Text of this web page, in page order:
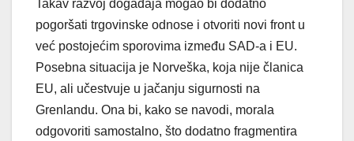
Takav razvoj događaja mogao bi dodatno
pogoršati trgovinske odnose i otvoriti novi front u
već postojećim sporovima između SAD-a i EU.
Posebna situacija je Norveška, koja nije članica
EU, ali učestvuje u jačanju sigurnosti na
Grenlandu. Ona bi, kako se navodi, morala
odgovoriti samostalno, što dodatno fragmentira